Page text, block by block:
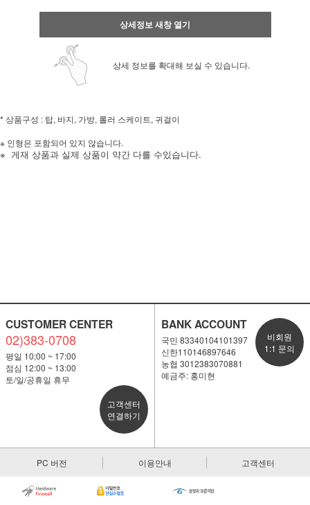
상세정보 새창 열기
상세 정보를 확대해 보실 수 있습니다.
* 상품구성 : 탑, 바지, 가방, 롤러 스케이트, 귀걸이
※ 인형은 포함되어 있지 않습니다.
※ 게재 상품과 실제 상품이 약간 다를 수있습니다.
CUSTOMER CENTER
02)383-0708
평일 10;00 ~ 17:00
점심 12:00 ~ 13:00
토/일/공휴일 휴무
고객센터
연결하기
BANK ACCOUNT
국민 83340104101397
신한110146897646
농협 3012383070881
예금주: 홍미현
비회원
1:1 문의
PC 버전 이용안내 고객센터